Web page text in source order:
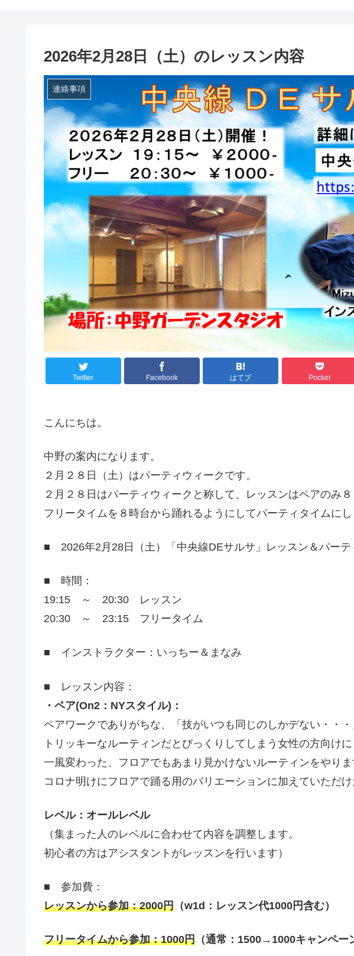
2026年2月28日（土）のレッスン内容
連絡事項
Twitter Facebook はてブ Pocket
こんにちは。
中野の案内になります。
２月２８日（土）はパーティウィークです。
２月２８日はパーティウィークと称して、レッスンはペアのみ８
フリータイムを８時台から踊れるようにしてパーティタイムにし
■ 2026年2月28日（土）「中央線DEサルサ」レッスン＆パーテ
■ 時間：
19:15 ～ 20:30 レッスン
20:30 ～ 23:15 フリータイム
■ インストラクター：いっちー＆まなみ
■ レッスン内容：
・ペア(On2：NYスタイル)：
ペアワークでありがちな、「技がいつも同じのしかデない・・・
トリッキーなルーティンだとびっくりしてしまう女性の方向けに
一風変わった、フロアでもあまり見かけないルーティンをやりま
コロナ明けにフロアで踊る用のバリエーションに加えていただけ
レベル：オールレベル
（集まった人のレベルに合わせて内容を調整します。
初心者の方はアシスタントがレッスンを行います）
■ 参加費：
レッスンから参加：2000円 （w1d ：レッスン代1000 円含む）
フリータイムから参加：1000円 （通常： 1500→1000キャンペー